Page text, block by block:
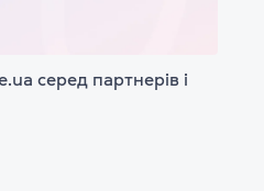
серед партнерів і